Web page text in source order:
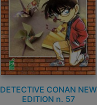
DETECTIVE CONAN NEW
EDITION n. 57